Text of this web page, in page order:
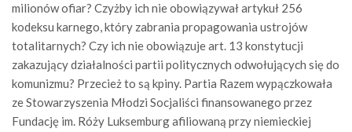
milionów ofiar? Czyżby ich nie obowiązywał artykuł 256
kodeksu karnego, który zabrania propagowania ustrojów
totalitarnych? Czy ich nie obowiązuje art. 13 konstytucji
zakazujący działalności partii politycznych odwołujących się do
komunizmu? Przecież to są kpiny. Partia Razem wypączkowała
ze Stowarzyszenia Młodzi Socjaliści finansowanego przez
Fundację im. Róży Luksemburg afiliowaną przy niemieckiej